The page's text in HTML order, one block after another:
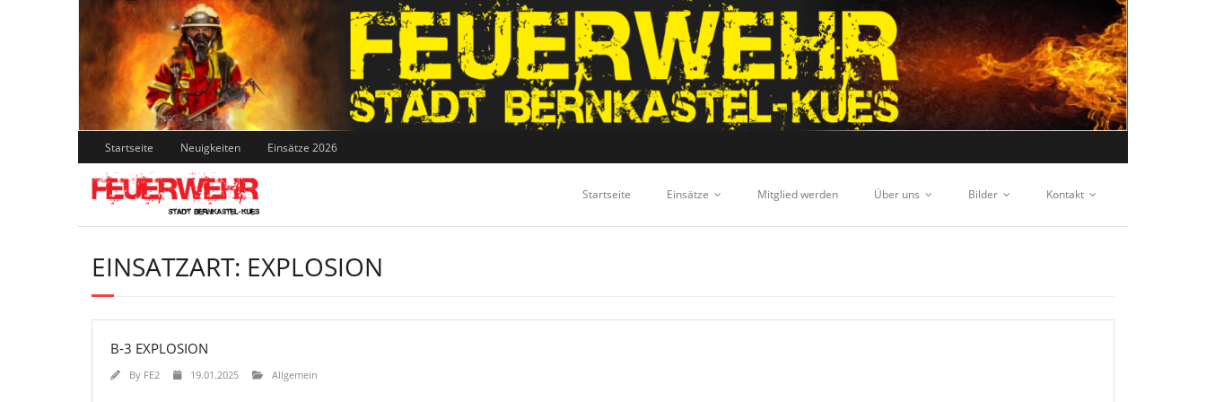
Skip
to
content
Startseite Neuigkeiten Einsätze 2026
Startseite Einsätze Mitglied werden Über uns Bilder Kontakt
EINSATZART: EXPLOSION
B-3 EXPLOSION
By FE2 19.01.2025 Allgemein